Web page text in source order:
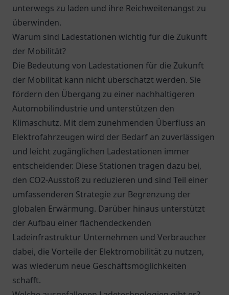
unterwegs zu laden und ihre Reichweitenangst zu
überwinden.
Warum sind Ladestationen wichtig für die Zukunft
der Mobilität?
Die Bedeutung von Ladestationen für die Zukunft
der Mobilität kann nicht überschätzt werden. Sie
fördern den Übergang zu einer nachhaltigeren
Automobilindustrie und unterstützen den
Klimaschutz. Mit dem zunehmenden Überfluss an
Elektrofahrzeugen wird der Bedarf an zuverlässigen
und leicht zugänglichen Ladestationen immer
entscheidender. Diese Stationen tragen dazu bei,
den CO2-Ausstoß zu reduzieren und sind Teil einer
umfassenderen Strategie zur Begrenzung der
globalen Erwärmung. Darüber hinaus unterstützt
der Aufbau einer flächendeckenden
Ladeinfrastruktur Unternehmen und Verbraucher
dabei, die Vorteile der Elektromobilität zu nutzen,
was wiederum neue Geschäftsmöglichkeiten
schafft.